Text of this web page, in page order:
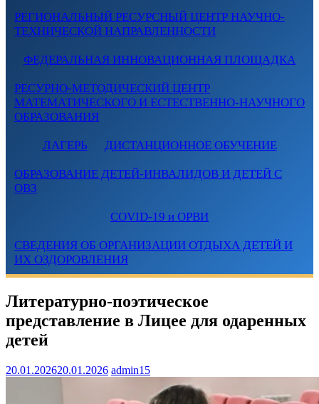
РЕГИОНАЛЬНЫЙ РЕСУРСНЫЙ ЦЕНТР НАУЧНО-
ТЕХНИЧЕСКОЙ НАПРАВЛЕННОСТИ
ФЕДЕРАЛЬНАЯ ИННОВАЦИОННАЯ ПЛОЩАДКА
РЕСУРНО-МЕТОДИЧЕСКИЙ ЦЕНТР
МАТЕМАТИЧЕСКОГО И ЕСТЕСТВЕННО-НАУЧНОГО
ОБРАЗОВАНИЯ
ЛАГЕРЬ ДИСТАНЦИОННОЕ ОБУЧЕНИЕ
ОБРАЗОВАНИЕ ДЕТЕЙ-ИНВАЛИДОВ И ДЕТЕЙ С
ОВЗ
COVID-19 и ОРВИ
СВЕДЕНИЯ ОБ ОРГАНИЗАЦИИ ОТДЫХА ДЕТЕЙ И
ИХ ОЗДОРОВЛЕНИЯ
Литературно-поэтическое
представление в Лицее для одаренных
детей
20.01.202620.01.2026 admin15